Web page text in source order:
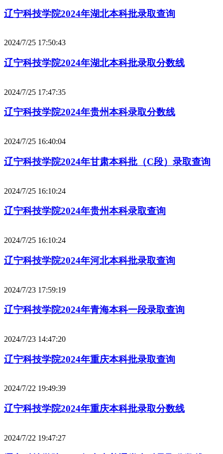
辽宁科技学院2024年湖北本科批录取查询
2024/7/25 17:50:43
辽宁科技学院2024年湖北本科批录取分数线
2024/7/25 17:47:35
辽宁科技学院2024年贵州本科录取分数线
2024/7/25 16:40:04
辽宁科技学院2024年甘肃本科批（C段）录取查询
2024/7/25 16:10:24
辽宁科技学院2024年贵州本科录取查询
2024/7/25 16:10:24
辽宁科技学院2024年河北本科批录取查询
2024/7/23 17:59:19
辽宁科技学院2024年青海本科一段录取查询
2024/7/23 14:47:20
辽宁科技学院2024年重庆本科批录取查询
2024/7/22 19:49:39
辽宁科技学院2024年重庆本科批录取分数线
2024/7/22 19:47:27